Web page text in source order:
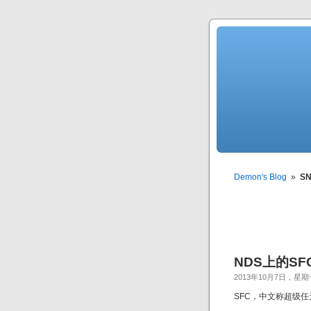
Demon's Blog »
NDS上的
2013年10月7日，星期
SFC，中文称超级任